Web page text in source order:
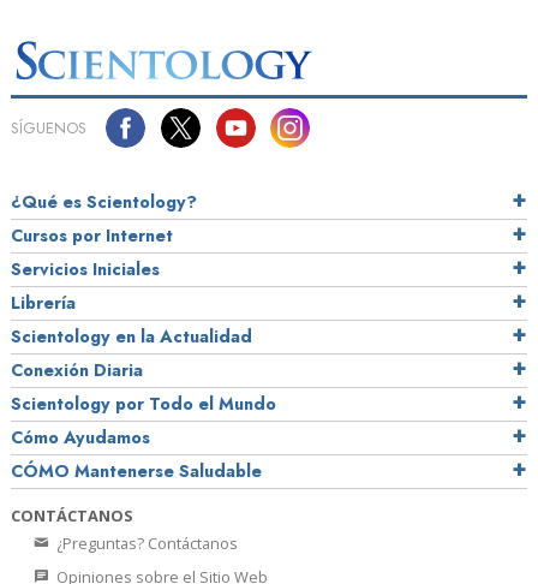
SÍGUENOS
¿Qué es Scientology?
Cursos por Internet
Servicios Iniciales
Librería
Scientology en la Actualidad
Conexión Diaria
Scientology por Todo el Mundo
Cómo Ayudamos
CÓMO Mantenerse Saludable
CONTÁCTANOS
¿Preguntas? Contáctanos
Opiniones sobre el Sitio Web